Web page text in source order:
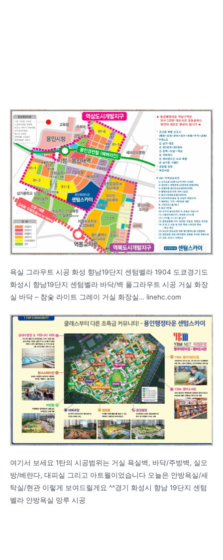
욕실 그라우트 시공 화성 향남19단지 센텀벨라 1904 도쿄경기도
화성시 향남19단지 센텀벨라 바닥/벽 풀그라우트 시공 거실 화장
실 바닥 – 참숯 라이트 그레이 거실 화장실… linehc.com
여기서 보세요 1탄의 시공범위는 거실 욕실벽, 바닥/주방벽, 실오
방/베란다, 대피실 그리고 아트월이었습니다 오늘은 안방욕실/세
탁실/현관 이렇게 보여드릴게요 ^^경기 화성시 향남 19단지 센텀
벨라 안방욕실 망루 시공